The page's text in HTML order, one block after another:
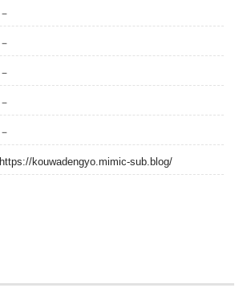
－
－
－
－
－
https://kouwadengyo.mimic-sub.blog/